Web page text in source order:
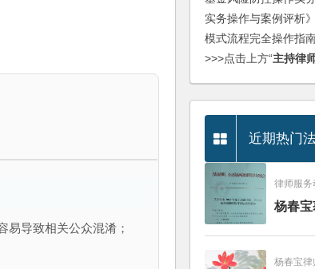
导致相关公众混淆；
实务操作与案例评析
模式流程完全操作指
>>>点击上方“主持律
近期热门
律师服务
杨春
杨春宝律